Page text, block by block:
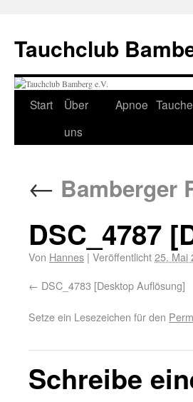
Tauchclub
Start
Über
uns
Apnoe
← Bamberger
DSC_4787
Von Hannes | Veröffentlicht25. Mai
DSC_4783 [Desktop Auflösung]
Setze ein Lesezeichen für den
Schreibe